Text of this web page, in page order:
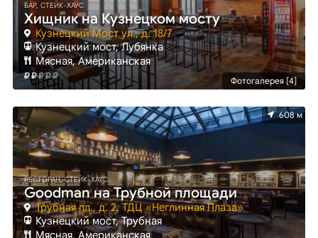
Фотогалерея [4]
БАР, СТЕЙК-ХАУС
Хищник на Кузнецком мосту
Кузнецкий Мост ул., д. 18/7
Кузнецкий мост, Лубянка
Мясная, Американская
608 м
РЕСТОРАН, СТЕЙК-ХАУС
Goodman на Трубной площади
Трубная пл., д. 2, ТДЦ «Неглинная Плаза»
Кузнецкий мост, Трубная
Мясная, Американская